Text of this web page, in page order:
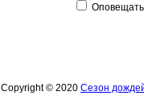
Оповещать
Copyright © 2020 Сезон